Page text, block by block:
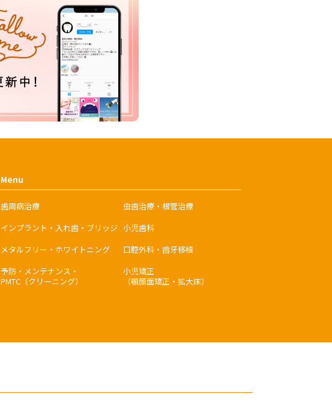
Menu
歯周病治療
虫歯治療・根管治療
インプラント・入れ歯・ブリッジ 小児歯科
メタルフリー・ホワイトニング
口腔外科・歯牙移植
予防・メンテナンス・
PMTC（クリーニング）
小児矯正
（顎顔面矯正・拡大床）